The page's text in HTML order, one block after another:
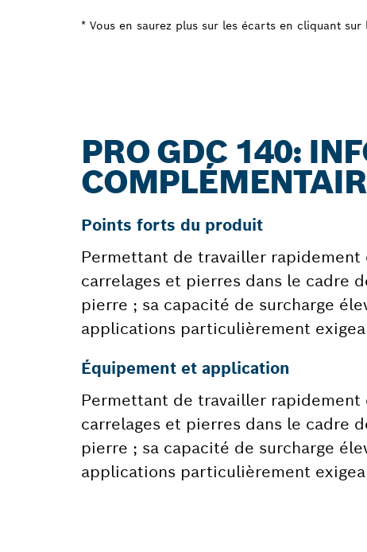
* Vous en saurez plus sur les écarts en cliquant sur
PRO GDC 140:
Points forts du produit
Permettant de travailler
carrelages et pierres dans le cadre
pierre ; sa capacité de surcharge
applications particulièrement
Équipement et application
Permettant de travailler
carrelages et pierres dans le cadre
pierre ; sa capacité de surcharge
applications particulièrement